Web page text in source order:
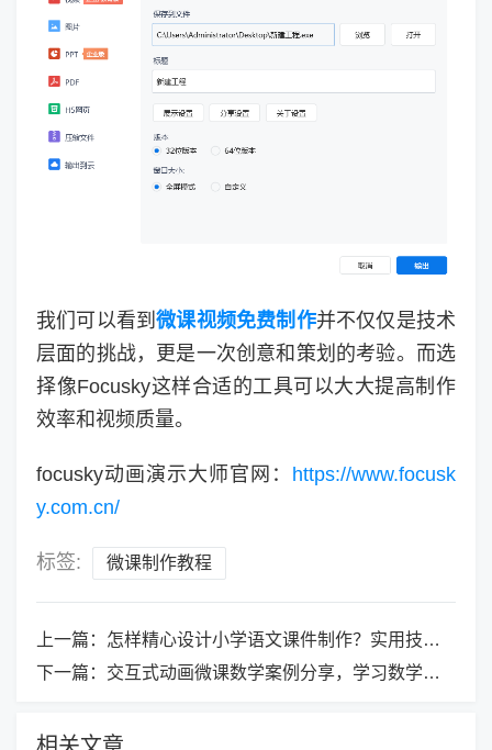
我们可以看到微课视频免费制作并不仅仅是技术
层面的挑战，更是一次创意和策划的考验。而选
择像Focusky这样合适的工具可以大大提高制作
效率和视频质量。
focusky动画演示大师官网： https://www.focusk
y.com.cn/
标签: 微课制作教程
上一篇： 怎样精心设计小学语文课件制作？实用技巧与案例分享
下一篇： 交互式动画微课数学案例分享，学习数学的新方式！